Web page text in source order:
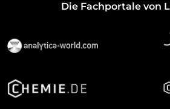
Die Fachportale von